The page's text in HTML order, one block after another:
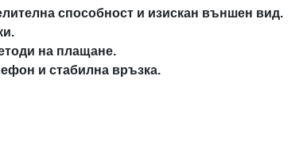
способност и изискан външен вид.
на плащане.
и стабилна връзка.